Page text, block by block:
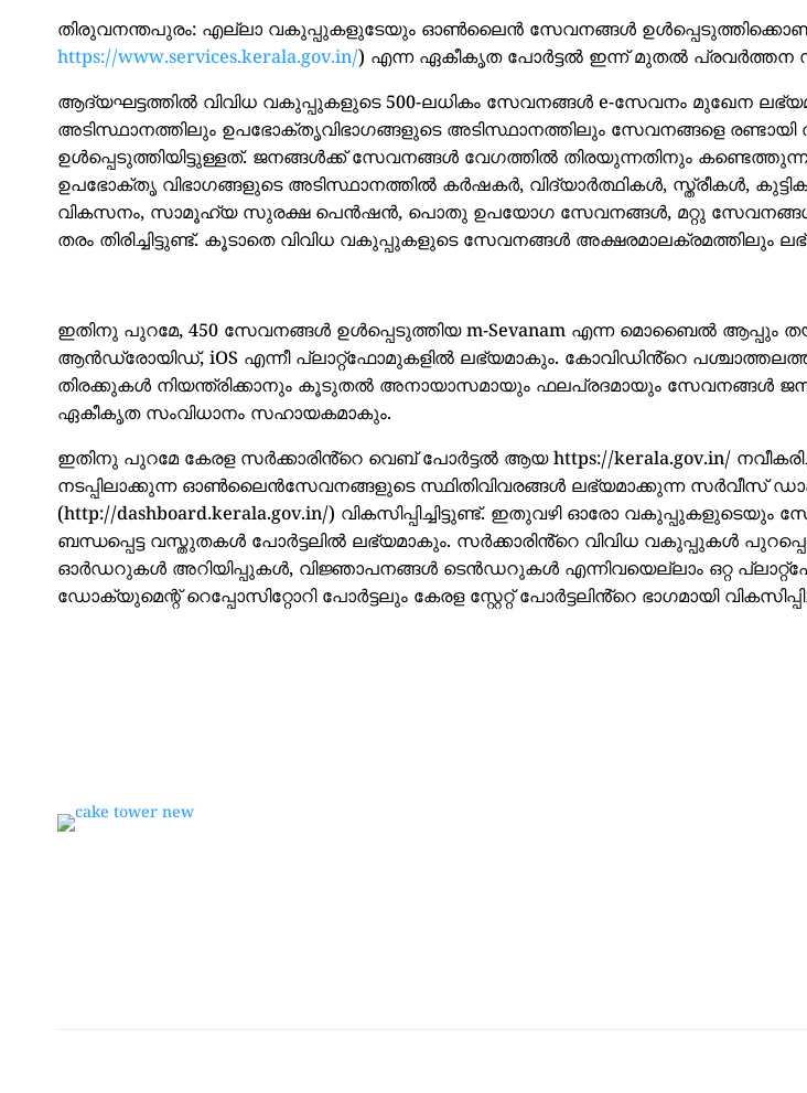
തിരുവനന്തപുരം: എല്ലാ വകുപ്പുകളുടേയും ഓൺലൈൻ സേവനങ്ങൾ ഉൾപ്പെടുത്തിക്കൊണ്ട്
https://www.services.kerala.gov.in/) എന്ന ഏകീകൃത പോർട്ടൽ ഇന്ന് മുതൽ പ്രവർത്തന
ആദ്യഘട്ടത്തിൽ വിവിധ വകുപ്പുകളുടെ 500-ലധികം സേവനങ്ങൾ e-സേവനം മുഖേന
അടിസ്ഥാനത്തിലും ഉപഭോക്തൃവിഭാഗങ്ങളുടെ അടിസ്ഥാനത്തിലും സേവനങ്ങളെ രണ്ടായി
ഉൾപ്പെടുത്തിയിട്ടുള്ളത്. ജനങ്ങൾക്ക് സേവനങ്ങൾ വേഗത്തിൽ തിരയുന്നതിനും
ഉപഭോക്തൃ വിഭാഗങ്ങളുടെ അടിസ്ഥാനത്തിൽ കർഷകർ, വിദ്യാർത്ഥികൾ, സ്ത്രീകൾ,
വികസനം, സാമൂഹ്യ സുരക്ഷ പെൻഷൻ, പൊതു ഉപയോഗ സേവനങ്ങൾ, മറ്റു സേവനങ്ങൾ
തരം തിരിച്ചിട്ടുണ്ട്. കൂടാതെ വിവിധ വകുപ്പുകളുടെ സേവനങ്ങൾ അക്ഷരമാലക്രമത്തിലും
ഇതിനു പുറമേ, 450 സേവനങ്ങൾ ഉൾപ്പെടുത്തിയ m-Sevanam എന്ന മൊബൈൽ ആപ്പും
ആൻഡ്രോയിഡ്, iOS എന്നീ പ്ലാറ്റ്ഫോമുകളിൽ ലഭ്യമാകും. കോവിഡിൻ്റെ
തിരക്കുകൾ നിയന്ത്രിക്കാനും കൂടുതൽ അനായാസമായും ഫലപ്രദമായും സേവനങ്ങൾ
ഏകീകൃത സംവിധാനം സഹായകമാകും.
ഇതിനു പുറമേ കേരള സർക്കാരിൻ്റെ വെബ് പോർട്ടൽ ആയ https://kerala.gov.in/
നടപ്പിലാക്കുന്ന ഓൺലൈൻസേവനങ്ങളുടെ സ്ഥിതിവിവരങ്ങൾ ലഭ്യമാക്കുന്ന സർവീസ്
(http://dashboard.kerala.gov.in/) വികസിപ്പിച്ചിട്ടുണ്ട്. ഇതുവഴി ഓരോ
ബന്ധപ്പെട്ട വസ്തുതകൾ പോർട്ടലിൽ ലഭ്യമാകും. സർക്കാരിൻ്റെ വിവിധ വകുപ്പുകൾ
ഓർഡറുകൾ അറിയിപ്പുകൾ, വിജ്ഞാപനങ്ങൾ ടെൻഡറുകൾ എന്നിവയെല്ലാം ഒറ്റ
ഡോക്യുമെന്റ് റെപ്പോസിറ്റോറി പോർട്ടലും കേരള സ്റ്റേറ്റ് പോർട്ടലിൻ്റെ ഭാഗമായി